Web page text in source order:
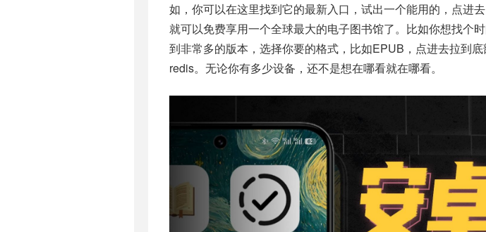
如，你可以在这里找到它的最新入口，试出一个能用的，点进
就可以免费享用一个全球最大的电子图书馆了。比如你想找个
到非常多的版本，选择你要的格式，比如EPUB，点进去拉到
redis。无论你有多少设备，还不是想在哪看就在哪看。